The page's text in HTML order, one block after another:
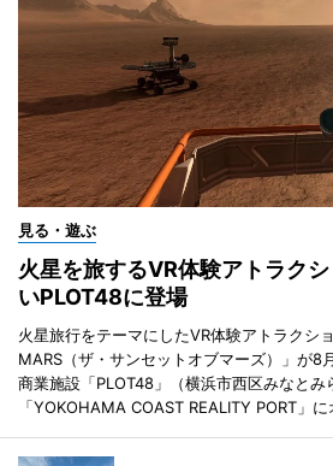
見る・遊ぶ
火星を旅するVR体験アトラク
いPLOT48に登場
火星旅行をテーマにしたVR体験アトラクシ
MARS（ザ・サンセットオブマーズ）」が8
商業施設「PLOT48」（横浜市西区みなとみ
「YOKOHAMA COAST REALITY PORT」に